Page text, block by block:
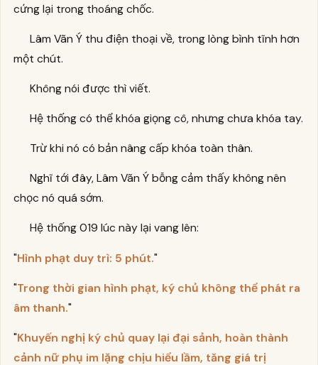
cứng lại trong thoáng chốc.
Lâm Vãn Ý thu điện thoại về, trong lòng bình tĩnh hơn
một chút.
Không nói được thì viết.
Hệ thống có thể khóa giọng cô, nhưng chưa khóa tay.
Trừ khi nó có bản nâng cấp khóa toàn thân.
Nghĩ tới đây, Lâm Vãn Ý bỗng cảm thấy không nên
chọc nó quá sớm.
Hệ thống 019 lúc này lại vang lên:
"Hình phạt duy trì: 5 phút."
"Trong thời gian hình phạt, ký chủ không thể phát ra
âm thanh."
"Khuyến nghị ký chủ quay lại đại sảnh, hoàn thành
cảnh nữ phụ im lặng chịu hiểu lầm, tăng giá trị